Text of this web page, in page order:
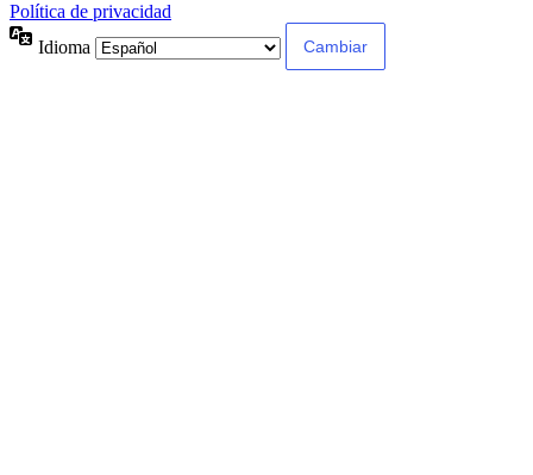
Política de privacidad
Idioma